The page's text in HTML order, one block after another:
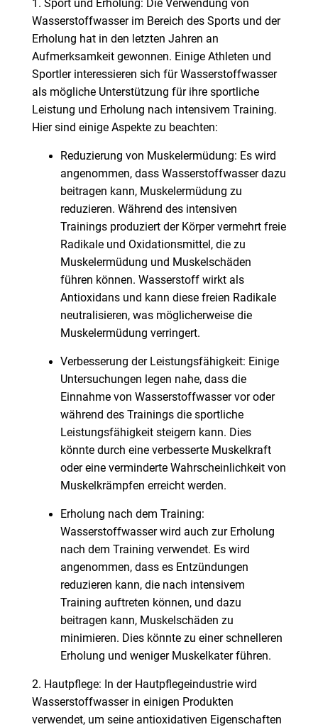
1. Sport und Erholung: Die Verwendung von
Wasserstoffwasser im Bereich des Sports und der
Erholung hat in den letzten Jahren an
Aufmerksamkeit gewonnen. Einige Athleten und
Sportler interessieren sich für Wasserstoffwasser
als mögliche Unterstützung für ihre sportliche
Leistung und Erholung nach intensivem Training.
Hier sind einige Aspekte zu beachten:
Reduzierung von Muskelermüdung: Es wird
angenommen, dass Wasserstoffwasser dazu
beitragen kann, Muskelermüdung zu
reduzieren. Während des intensiven
Trainings produziert der Körper vermehrt freie
Radikale und Oxidationsmittel, die zu
Muskelermüdung und Muskelschäden
führen können. Wasserstoff wirkt als
Antioxidans und kann diese freien Radikale
neutralisieren, was möglicherweise die
Muskelermüdung verringert.
Verbesserung der Leistungsfähigkeit: Einige
Untersuchungen legen nahe, dass die
Einnahme von Wasserstoffwasser vor oder
während des Trainings die sportliche
Leistungsfähigkeit steigern kann. Dies
könnte durch eine verbesserte Muskelkraft
oder eine verminderte Wahrscheinlichkeit von
Muskelkrämpfen erreicht werden.
Erholung nach dem Training:
Wasserstoffwasser wird auch zur Erholung
nach dem Training verwendet. Es wird
angenommen, dass es Entzündungen
reduzieren kann, die nach intensivem
Training auftreten können, und dazu
beitragen kann, Muskelschäden zu
minimieren. Dies könnte zu einer schnelleren
Erholung und weniger Muskelkater führen.
2. Hautpflege: In der Hautpflegeindustrie wird
Wasserstoffwasser in einigen Produkten
verwendet, um seine antioxidativen Eigenschaften